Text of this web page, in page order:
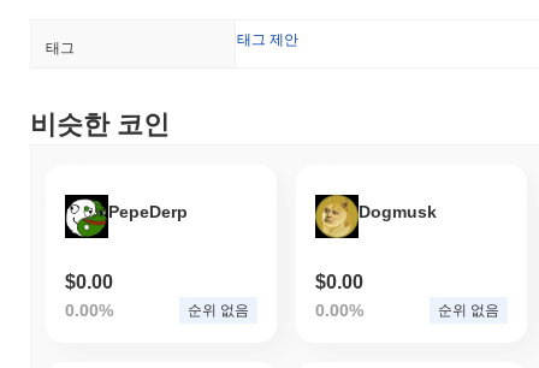
태그 태그 제안
비슷한 코인
PepeDerp
$0.00
0.00% 순위 없음
Dogmusk
$0.00
0.00% 순위 없음